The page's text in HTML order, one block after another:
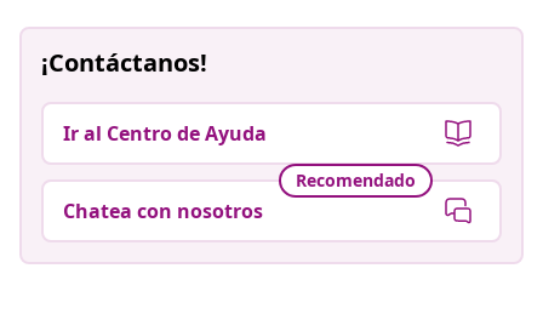
¡Contáctanos!
Ir al Centro de Ayuda
Recomendado
Chatea con nosotros